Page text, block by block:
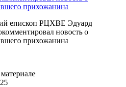
епископ РЦХВЕ Эдуард
новость о
прихожанина